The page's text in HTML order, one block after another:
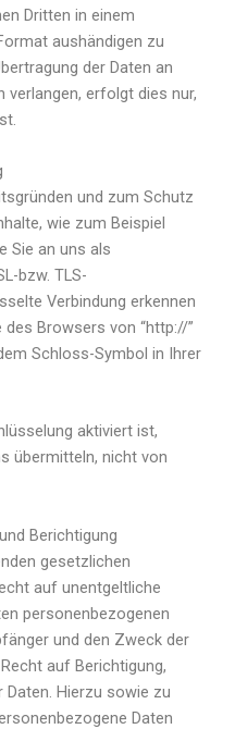
Dritten in einem
aushändigen zu
der Daten an
verlangen, erfolgt dies nur,
und zum Schutz
wie zum Beispiel
Sie an uns als
bzw. TLS-
Verbindung erkennen
Browsers von “http://”
Schloss-Symbol in Ihrer
aktiviert ist,
übermitteln, nicht von
Berichtigung
gesetzlichen
auf unentgeltliche
personenbezogenen
und den Zweck der
auf Berichtigung,
Hierzu sowie zu
Daten